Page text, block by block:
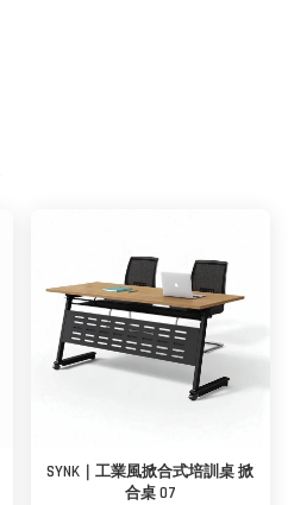
SYNK｜工業風掀合式培訓桌 掀
合桌 07